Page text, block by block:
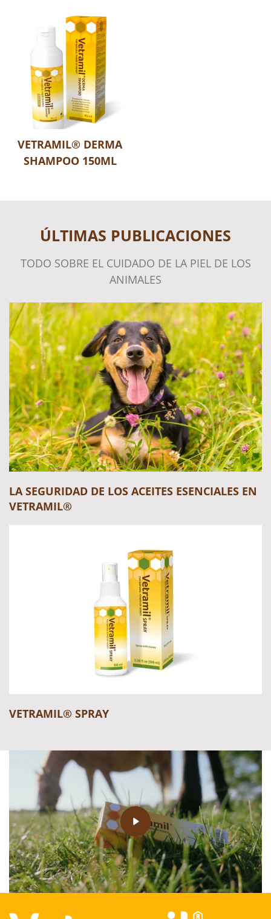
VETRAMIL® DERMA
SHAMPOO 150ML
ÚLTIMAS PUBLICACIONES
TODO SOBRE EL CUIDADO DE LA PIEL DE LOS
ANIMALES
LA SEGURIDAD DE LOS ACEITES ESENCIALES EN
VETRAMIL®
VETRAMIL® SPRAY